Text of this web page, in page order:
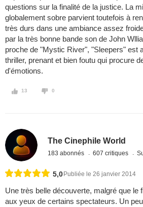
questions sur la finalité de la justice. La
globalement sobre parvient toutefois à
très durs dans une ambiance assez
par la très bonne bande son de John
proche de "Mystic River", "Sleepers" est
thriller, prenant et bien foutu qui procure
d'émotions.
13 0
The Cinephile World
183 abonnés 607 critiques
5,0 Publiée le 26 janvier 2014
Une très belle découverte, malgré que le
aux yeux de certains spectateurs. Un